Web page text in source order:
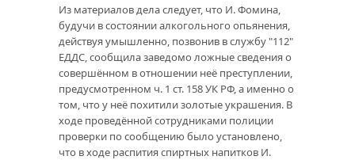
Из материалов дела следует, что И. Фомина,
будучи в состоянии алкогольного опьянения,
действуя умышленно, позвонив в службу "112"
ЕДДС, сообщила заведомо ложные сведения о
совершённом в отношении неё преступлении,
предусмотренном ч. 1 ст. 158 УК РФ, а именно о
том, что у неё похитили золотые украшения. В
ходе проведённой сотрудниками полиции
проверки по сообщению было установлено,
что в ходе распития спиртных напитков И.